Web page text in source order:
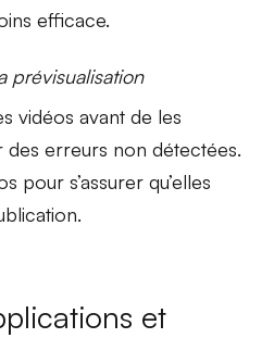
efficace.
prévisualisation
vidéos avant de les
des erreurs non détectées.
pour s’assurer qu’elles
et